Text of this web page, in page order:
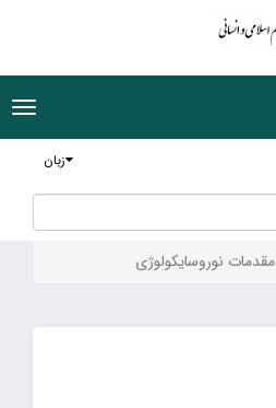
زبان
مقدمات نوروسایکولوژى